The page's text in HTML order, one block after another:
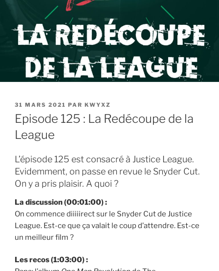
PUBLIÉ
LE
31 MARS 2021 PAR KWYXZ
Episode 125 : La Redécoupe de la
League
L’épisode 125 est consacré à Justice League.
Evidemment, on passe en revue le Snyder Cut.
On y a pris plaisir. A quoi ?
La discussion (00:01:00) :
On commence diiiiirect sur le Snyder Cut de Justice
League. Est-ce que ça valait le coup d’attendre. Est-ce
un meilleur film ?
Les recos (1:03:00) :